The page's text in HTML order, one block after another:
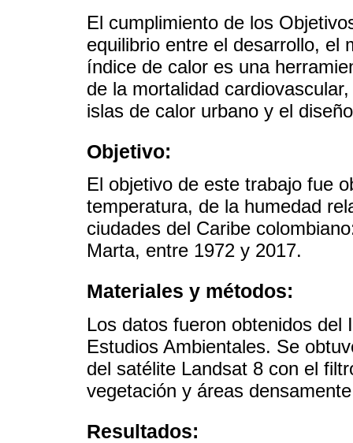
El cumplimiento de los
equilibrio entre el desarrollo, el
índice de calor es una
de la mortalidad
islas de calor urbano y el
Objetivo:
El objetivo de este trabajo fue
temperatura, de la humedad
ciudades del Caribe
Marta, entre 1972 y 2017.
Materiales y métodos:
Los datos fueron obtenidos
Estudios Ambientales. Se
del satélite Landsat 8 con el
vegetación y áreas
Resultados: